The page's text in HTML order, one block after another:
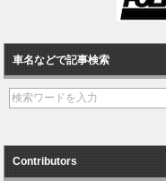
車名などで記事検索
Contributors